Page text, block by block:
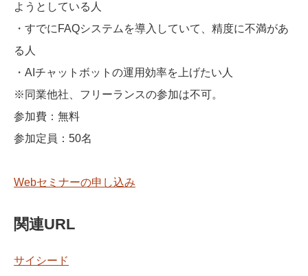
ようとしている人
・すでにFAQシステムを導入していて、精度に不満があ
る人
・AIチャットボットの運用効率を上げたい人
※同業他社、フリーランスの参加は不可。
参加費：無料
参加定員：50名
Webセミナーの申し込み
関連URL
サイシード